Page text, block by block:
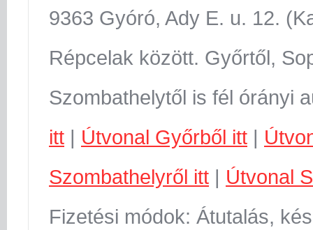
9363 Gyóró, Ady E. u. 12.
Répcelak között. Győrtől,
Szombathelytől is fél órányi
itt | Útvonal Győrből itt |
Szombathelyről itt | Útvonal
Fizetési módok: Átutalás,